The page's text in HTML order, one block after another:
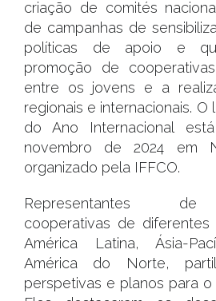
criação de comités
de campanhas de
políticas de apoio e
promoção de
entre os jovens e a
regionais e internacionais. O
do Ano Internacional
novembro de 2024 em
organizado pela IFFCO.
Representantes de
cooperativas de diferentes
América Latina, Ásia-
América do Norte,
perspetivas e planos para o